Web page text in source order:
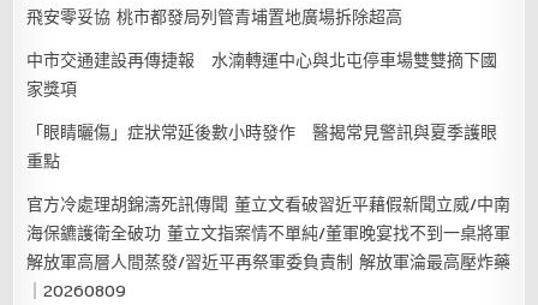
飛安零妥協 桃市都發局列管青埔置地廣場拆除超高
中市交通建設再傳捷報 水湳轉運中心與北屯停車場雙雙摘下國
家獎項
「眼睛曬傷」症狀常延後數小時發作 醫揭常見警訊與夏季護眼
重點
官方冷處理胡錦濤死訊傳聞 董立文看破習近平藉假新聞立威/中南
海保鑣護衛全破功 董立文指案情不單純/董軍晚宴找不到一桌將軍
解放軍高層人間蒸發/習近平再祭軍委負責制 解放軍淪最高壓炸藥
｜20260809